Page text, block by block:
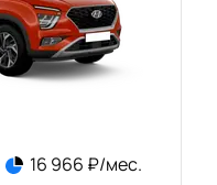
16 966 ₽/мес.